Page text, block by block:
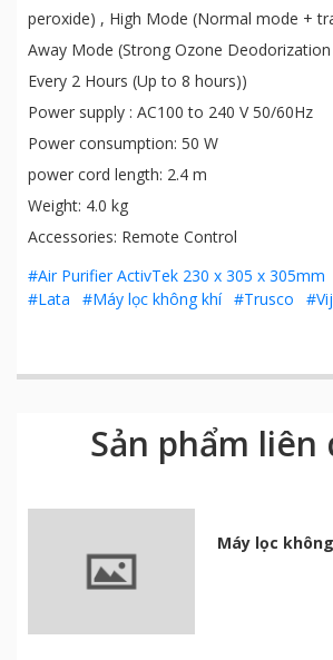
peroxide) , High Mode (Normal mode +
Away Mode (Strong Ozone
Every 2 Hours (Up to 8 hours))
Power supply : AC100 to 240 V 50/60Hz
Power consumption: 50 W
power cord length: 2.4 m
Weight: 4.0 kg
Accessories: Remote Control
#Air Purifier ActivTek 230 x 305 x 305mm
#Lata
#Máy lọc không khí #Trusco
Sản phẩm liên
Máy lọc